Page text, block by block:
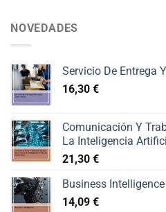
NOVEDADES
Servicio De Entrega
16,30 €
Comunicación Y
La Inteligencia
21,30 €
Business Intelligence
14,09 €